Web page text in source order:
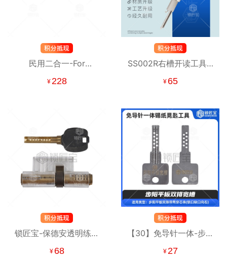
民用二合一-For
锁读开工具【台湾】 智
¥ 228
SS002R右槽开读工具 -
槽民用系列
¥ 65
锁匠宝-保德安透明练功
¥ 68
【30】免导针一体-步阳
工具
¥ 27